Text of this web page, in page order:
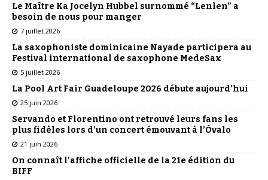
Le Maître Ka Jocelyn Hubbel surnommé “Lenlen” a
besoin de nous pour manger
7 juillet 2026
La saxophoniste dominicaine Nayade participera au
Festival international de saxophone MedeSax
5 juillet 2026
La Pool Art Fair Guadeloupe 2026 débute aujourd’hui
25 juin 2026
Servando et Florentino ont retrouvé leurs fans les
plus fidèles lors d’un concert émouvant à l’Óvalo
21 juin 2026
On connaît l’affiche officielle de la 21e édition du
BIFF